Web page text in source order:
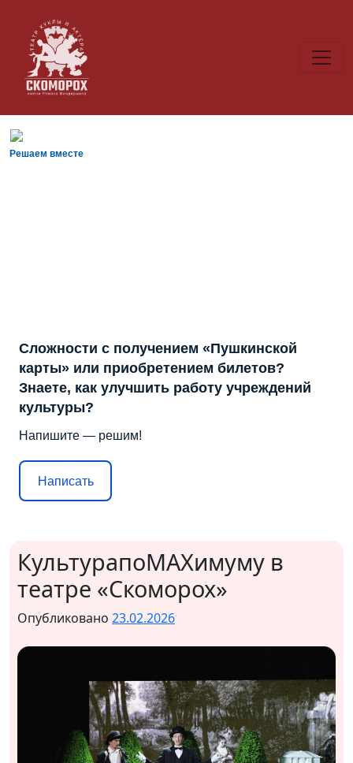
Решаем вместе
Сложности с получением «Пушкинской
карты» или приобретением билетов?
Знаете, как улучшить работу учреждений
культуры?
Напишите — решим!
Написать
КультурапоМАХимуму в
театре «Скоморох»
Опубликовано 23.02.2026